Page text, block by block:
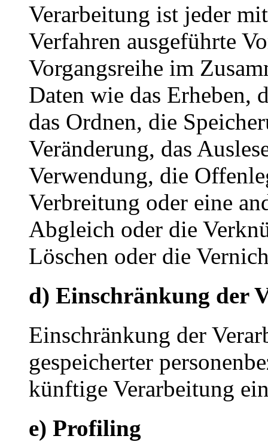
Verarbeitung ist jeder
Verfahren ausgeführte
Vorgangsreihe im
Daten wie das Erheben,
das Ordnen, die
Veränderung, das
Verwendung, die
Verbreitung oder eine
Abgleich oder die
Löschen oder die
d) Einschränkung der
Einschränkung der
gespeicherter
künftige Verarbeitung
e) Profiling